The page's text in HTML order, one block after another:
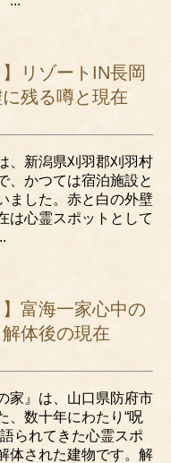
リゾートIN長岡
残る噂と現在
、新潟県刈羽郡刈羽村
、かつては宿泊施設と
ました。赤と白の外壁
は心霊スポットとして
】富海一家心中の
体後の現在
家』は、山口県防府市
、数十年にわたり“呪
られてきた心霊スポ
体された建物です。解